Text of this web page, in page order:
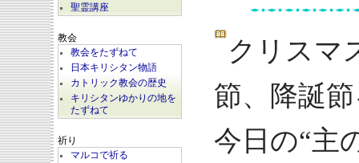
聖霊講座
教会
教会をたずねて
日本キリシタン物語
カトリック教会の歴史
キリシタンゆかりの地を
たずねて
祈り
マルコで祈る
クリスマ
節、降誕
今日の“主